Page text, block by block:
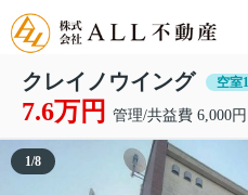
クレイノウイング 空室1
7.6万円 管理/共益費 6,000円
1/8